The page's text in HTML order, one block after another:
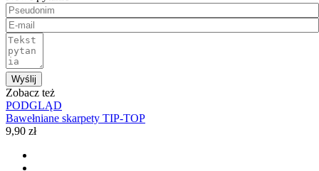
Wyślij
Zobacz też
PODGLĄD
Bawełniane skarpety TIP-TOP
9,90 zł